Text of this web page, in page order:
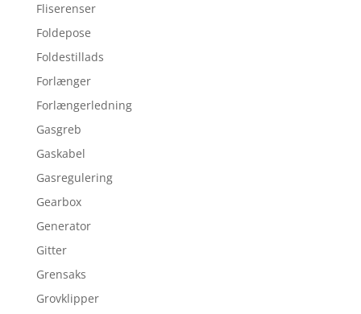
Fliserenser
Foldepose
Foldestillads
Forlænger
Forlængerledning
Gasgreb
Gaskabel
Gasregulering
Gearbox
Generator
Gitter
Grensaks
Grovklipper